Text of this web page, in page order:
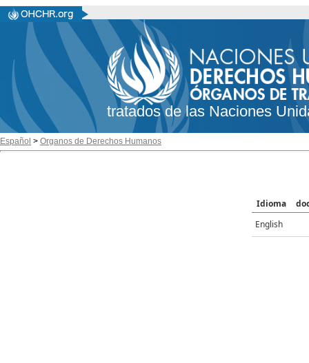
tratados de las Naciones
Español > Organos de Derechos Humanos
Idioma
English